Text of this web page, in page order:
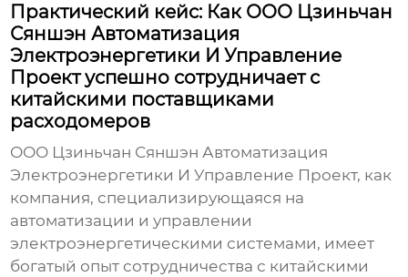
Практический кейс: Как ООО Цзиньчан
Сяншэн Автоматизация
Электроэнергетики И Управление
Проект успешно сотрудничает с
китайскими поставщиками
расходомеров
ООО Цзиньчан Сяншэн Автоматизация
Электроэнергетики И Управление Проект, как
компания, специализирующаяся на
автоматизации и управлении
электроэнергетическими системами, имеет
богатый опыт сотрудничества с китайскими